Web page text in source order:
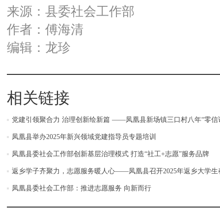
来源：县委社会工作部
作者：傅海清
编辑：龙珍
相关链接
党建引领聚合力 治理创新绘新篇 ——凤凰县新场镇三口村八年“零信
凤凰县举办2025年新兴领域党建指导员专题培训
凤凰县委社会工作部创新基层治理模式 打造“社工+志愿”服务品牌
返乡学子齐聚力，志愿服务暖人心——凤凰县召开2025年返乡大学生
凤凰县委社会工作部：推进志愿服务 向新而行